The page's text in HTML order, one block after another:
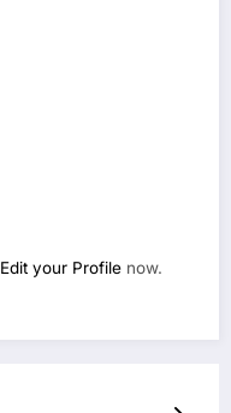
Edit your Profile now.